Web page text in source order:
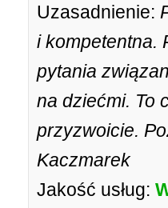
Uzasadnienie:
i kompetentna.
pytania
na dziećmi. To
przyzwoicie.
Kaczmarek
Jakość usług: